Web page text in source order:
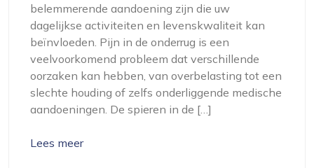
belemmerende aandoening zijn die uw
dagelijkse activiteiten en levenskwaliteit kan
beïnvloeden. Pijn in de onderrug is een
veelvoorkomend probleem dat verschillende
oorzaken kan hebben, van overbelasting tot een
slechte houding of zelfs onderliggende medische
aandoeningen. De spieren in de […]
Lees meer